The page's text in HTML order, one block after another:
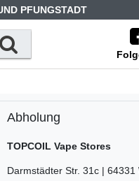
PFUNGSTADT
Abholung
TOPCOIL Vape Stores
Darmstädter Str. 31c | 64331